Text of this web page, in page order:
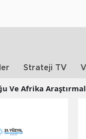
Strateji TV
Ve Afrika